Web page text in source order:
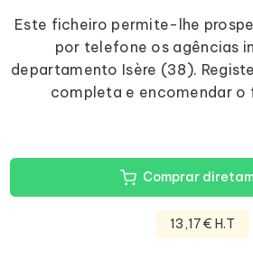
Este ficheiro permite-lhe
por telefone os agências
departamento Isère (38).
completa e encomendar o
Comprar
13,17€ H.T